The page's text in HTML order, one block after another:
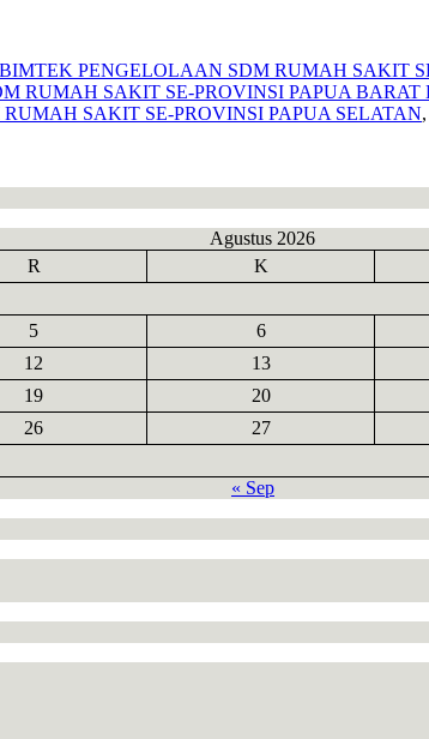
BIMTEK PENGELOLAAN SDM RUMAH SAKIT
RUMAH SAKIT SE-PROVINSI PAPUA BARAT
SAKIT SE-PROVINSI PAPUA SELATAN,
Agustus 2026
R K
5 6
12 13
19 20
26 27
« Sep